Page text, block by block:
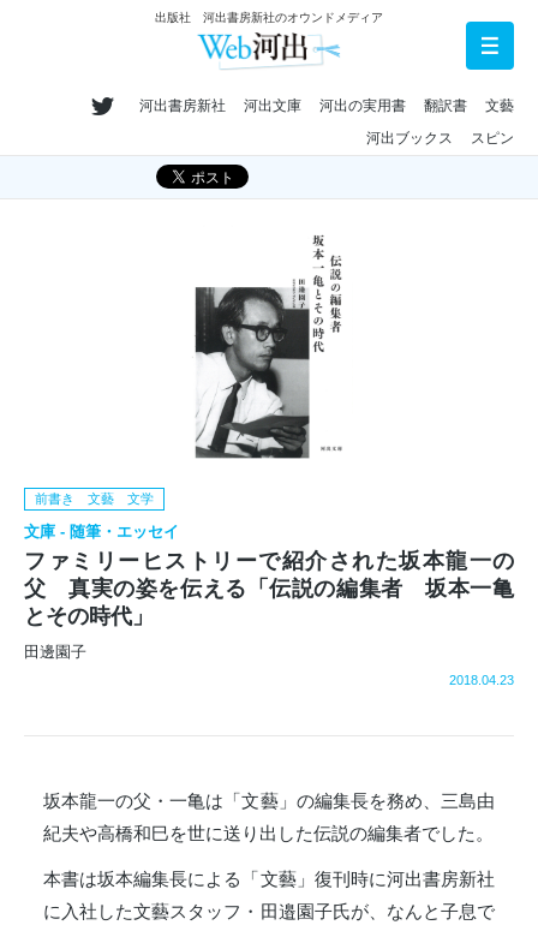
出版社 河出書房新社のオウンドメディア
河出書房新社 河出文庫 河出の実用書 翻訳書
文藝
河出ブックス
スピン
前書き 文藝 文学
文庫 - 随筆・エッセイ
ファミリーヒストリーで紹介された坂本龍一の
父 真実の姿を伝える「伝説の編集者 坂本一亀
とその時代」
田邊園子
2018.04.23
坂本龍一の父・一亀は「文藝」の編集長を務め、三島由
紀夫や高橋和巳を世に送り出した伝説の編集者でした。
本書は坂本編集長による「文藝」復刊時に河出書房新社
に入社した文藝スタッフ・田邉園子氏が、なんと子息で